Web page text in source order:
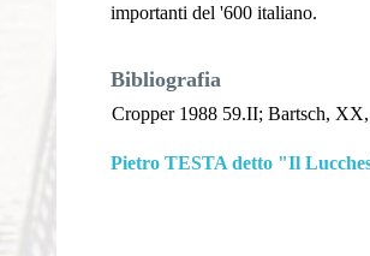
importanti del '600 italiano.
Bibliografia
Cropper 1988 59.II; Bartsch,
Pietro TESTA detto "Il